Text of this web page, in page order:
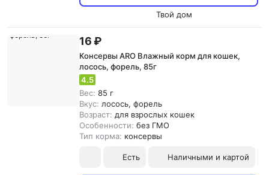
Твой дом
16 ₽
Консервы ARO Влажный корм для кошек,
лосось, форель, 85г
4.5
Вес: 85 г
Вкус: лосось, форель
Возраст: для взрослых кошек
Особенности: без ГМО
Тип корма: консервы
Есть Наличными и картой